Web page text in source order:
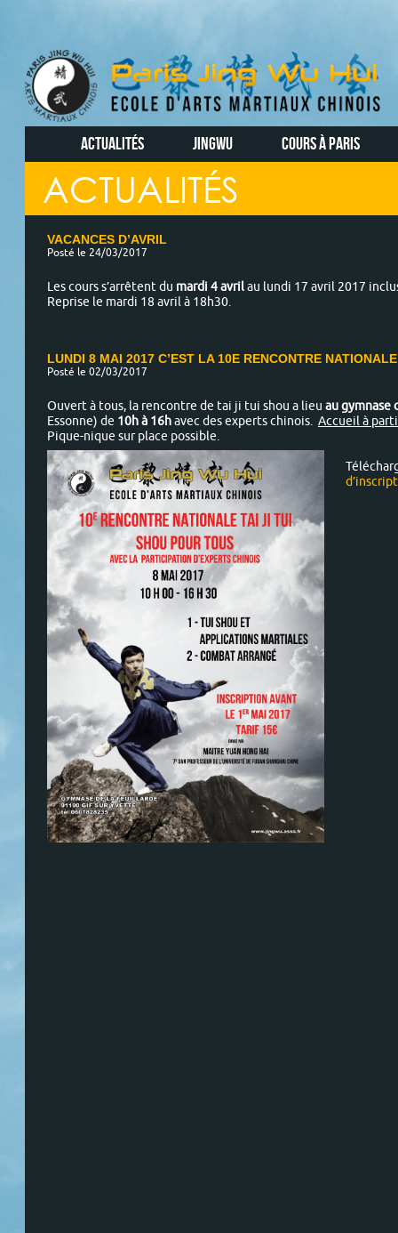
ACTUALITÉS JINGWU COURS À PARIS
ACTUALITÉS
VACANCES D’AVRIL
Posté le 24/03/2017
Les cours s’arrêtent du mardi 4 avrilau lundi 17 avril 2017
Reprise le mardi 18 avril à 18h30.
LUNDI 8 MAI 2017 C’EST LA 10E RENCONTRE
Posté le 02/03/2017
Ouvert à tous, la rencontre de tai ji tui shou a lieu au gymnase
Essonne) de 10h à 16havec des experts chinois. Accueil à
Pique-nique sur place possible.